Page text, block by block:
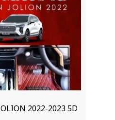
2022-2023 5D